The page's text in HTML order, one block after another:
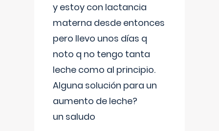
y estoy con lactancia
materna desde entonces
pero llevo unos días q
noto q no tengo tanta
leche como al principio.
Alguna solución para un
aumento de leche?
un saludo